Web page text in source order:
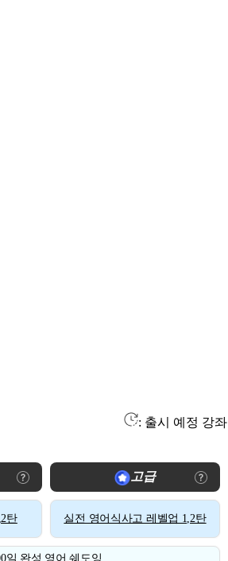
: 출시 예정 강좌
고급
탄 실전 영어식사고 레벨업 1,2탄
일 완성 영어 쉐도잉